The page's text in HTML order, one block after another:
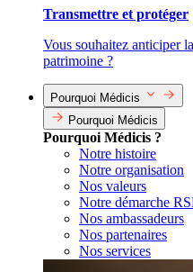
Transmettre et protéger
Vous souhaitez anticiper
patrimoine ?
Pourquoi Médicis
Pourquoi Médicis
Pourquoi Médicis ?
Notre histoire
Notre organisation
Nos valeurs
Notre démarche
Nos ambassadeurs
Nos partenaires
Nos services